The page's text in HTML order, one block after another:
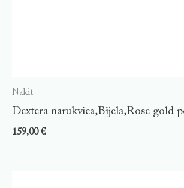
Nakit
Dextera narukvica,Bijela,Rose gold
159,00€